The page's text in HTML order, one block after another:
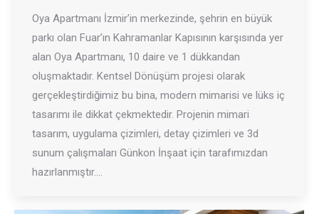
Oya Apartmanı İzmir’in merkezinde, şehrin en büyük
parkı olan Fuar’ın Kahramanlar Kapısının karşısında yer
alan Oya Apartmanı, 10 daire ve 1 dükkandan
oluşmaktadır. Kentsel Dönüşüm projesi olarak
gerçekleştirdiğimiz bu bina, modern mimarisi ve lüks iç
tasarımı ile dikkat çekmektedir. Projenin mimari
tasarım, uygulama çizimleri, detay çizimleri ve 3d
sunum çalışmaları Günkon İnşaat için tarafımızdan
hazırlanmıştır.…